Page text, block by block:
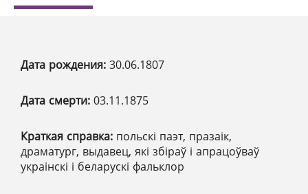
Дата рождения: 30.06.1807
Дата смерти: 03.11.1875
Краткая справка: польскі паэт, празаік,
драматург, выдавец, які збіраў і апрацоўваў
украінскі і беларускі фальклор